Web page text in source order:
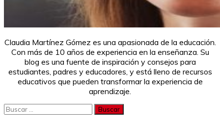
Claudia Martínez Gómez es una apasionada de la educación.
Con más de 10 años de experiencia en la enseñanza. Su
blog es una fuente de inspiración y consejos para
estudiantes, padres y educadores, y está lleno de recursos
educativos que pueden transformar la experiencia de
aprendizaje.
Buscar: